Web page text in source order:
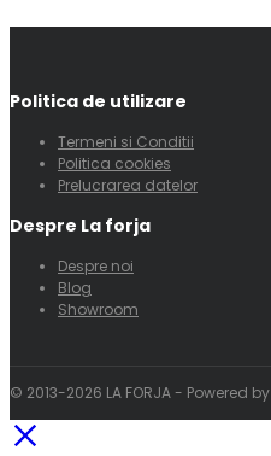
Politica de utilizare
Termeni si Conditii
Politica cookies
Prelucrarea datelor
Despre La forja
Despre noi
Blog
Showroom
© 2013-2026 LA FORJA - Powered by